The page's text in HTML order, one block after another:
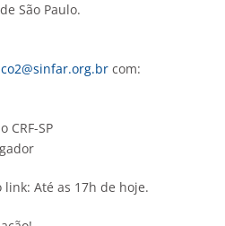
São Paulo.
com:
CRF-SP
link: Até as 17h de hoje.